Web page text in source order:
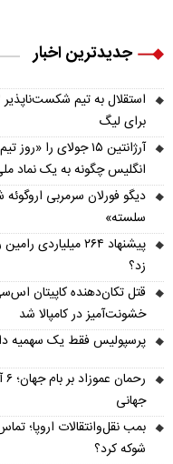
جدیدترین اخبار
برای لیگ
آرژانتین ۱۵ جولای
انگلیس چگونه به یک نماد
دیگو فورلان سرمربی
سلسته»
پیشنهاد ۲۶۴
زد؟
قتل تکان‌دهنده کاپیتان
خشونت‌آمیز در کامپالا شد
پرسپولیس فقط یک سهمیه
جهانی
بمب نقل‌وانتقالات اروپا؛
شوکه کرد؟